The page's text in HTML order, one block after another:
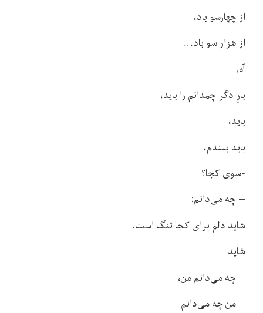
از چهارسو باد،
از هزار سو باد…
آه،
بارِ دگر چمدانم را باید،
باید،
باید ببندم،
-سوی کجا؟
– چه می‌دانم:
شاید دلم برای کجا تنگ است.
شاید
– چه می‌دانم من،
– من چه می‌دانم-